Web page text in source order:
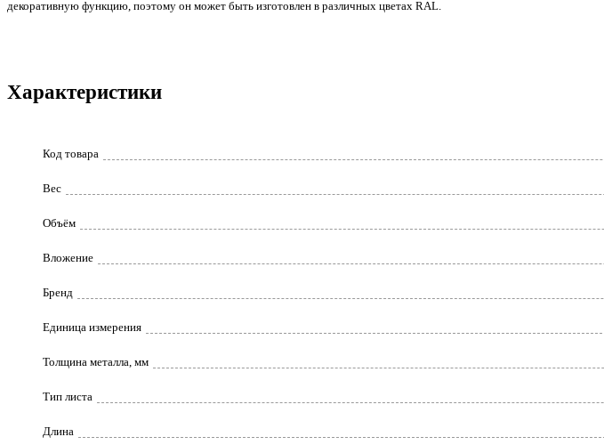
декоративную функцию, поэтому он может быть изготовлен в различных цветах RAL.
Характеристики
Код товара
Вес
Объём
Вложение
Бренд
Единица измерения
Толщина металла, мм
Тип листа
Длина